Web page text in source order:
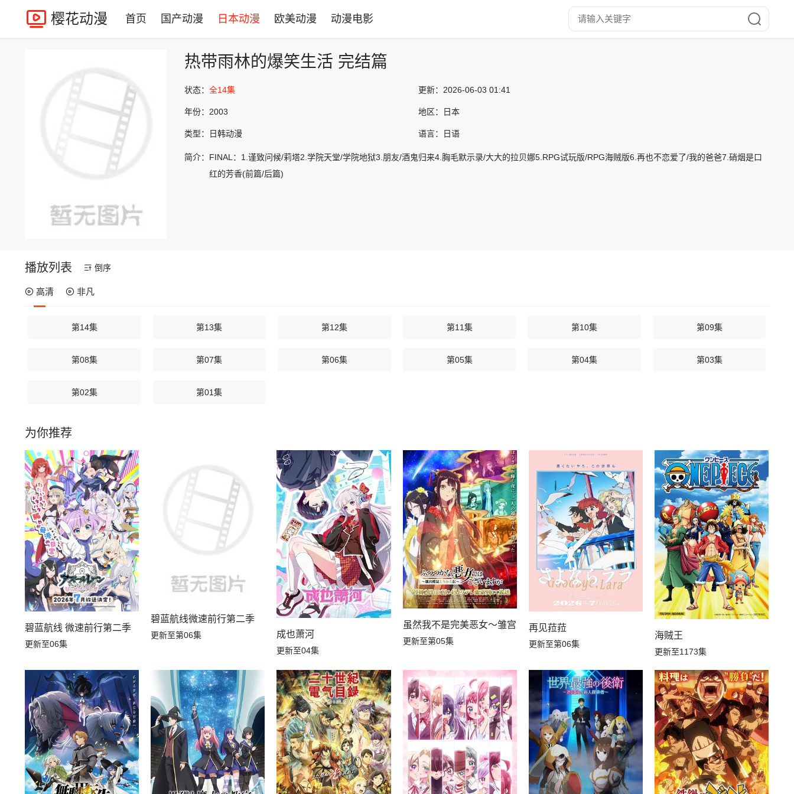
樱花动漫 首页 国产动漫 日本动漫 欧美动漫 动漫电影
热带雨林的爆笑生活 完结篇
状态： 全14集 更新： 2026-06-03 01:41
年份： 2003 地区： 日本
类型： 日韩动漫 语言： 日语
简介： FINAL：1.谨致问候/莉塔2.学院天堂/学院地狱3.朋友/酒鬼归来4.胸毛默示录/大大的拉贝娜5.RPG试玩版/RPG海贼版6.再也不恋爱了/我的爸爸7.硝烟是口
红的芳香(前篇/后篇)
播放列表 倒序
高清 非凡
第14集 第13集 第12集 第11集 第10集 第09集
第08集 第07集 第06集 第05集 第04集 第03集
第02集 第01集
为你推荐
碧蓝航线 微速前行第二季
更新至06集
碧蓝航线微速前行第二季
更新至第06集 成也萧河
更新至04集
虽然我不是完美恶女～雏宫蝶鼠替换传～
更新至第05集
再见菈菈
更新至第06集
海贼王
更新至1173集